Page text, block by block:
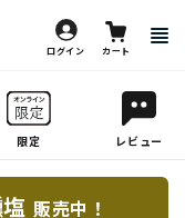
ログイン カート
限定 レビュー
販売中！